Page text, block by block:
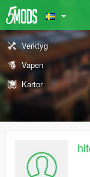
Verktyg
Vapen
Kartor